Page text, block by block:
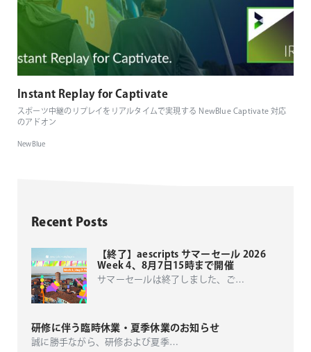
Instant Replay for Captivate
スポーツ中継のリプレイをリアルタイムで実現する NewBlue Captivate 対応
のアドオン
NewBlue
Recent Posts
【終了】aescripts サマーセール 2026
Week 4、8月7日15時まで開催
サマーセールは終了しました、ご…
研修に伴う臨時休業・夏季休業のお知らせ
誠に勝手ながら、研修および夏季…